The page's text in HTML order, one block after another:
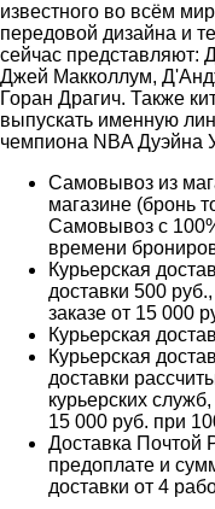
известного во всём
передовой дизайна и
сейчас
Джей Макколлум,
Горан Драгич. Также
выпускать именную
чемпиона NBA Дуэйна
Самовывоз из
магазине (бронь
Самовывоз с
времени
Курьерская
доставки 500
заказе от 15 000
Курьерская
Курьерская
доставки
курьерских
15 000 руб. при
Доставка Почтой
предоплате и
доставки от 4